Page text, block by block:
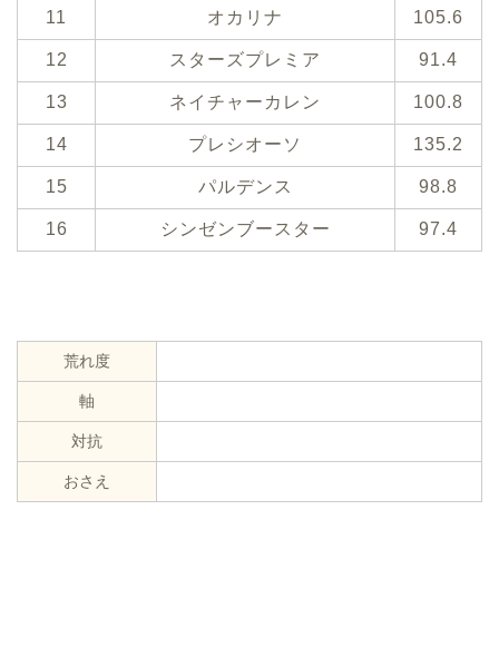
11 オカリナ 105.6
12 スターズプレミア 91.4
13 ネイチャーカレン 100.8
14 プレシオーソ 135.2
15 パルデンス 98.8
16 シンゼンブースター 97.4
荒れ度
軸
対抗
おさえ